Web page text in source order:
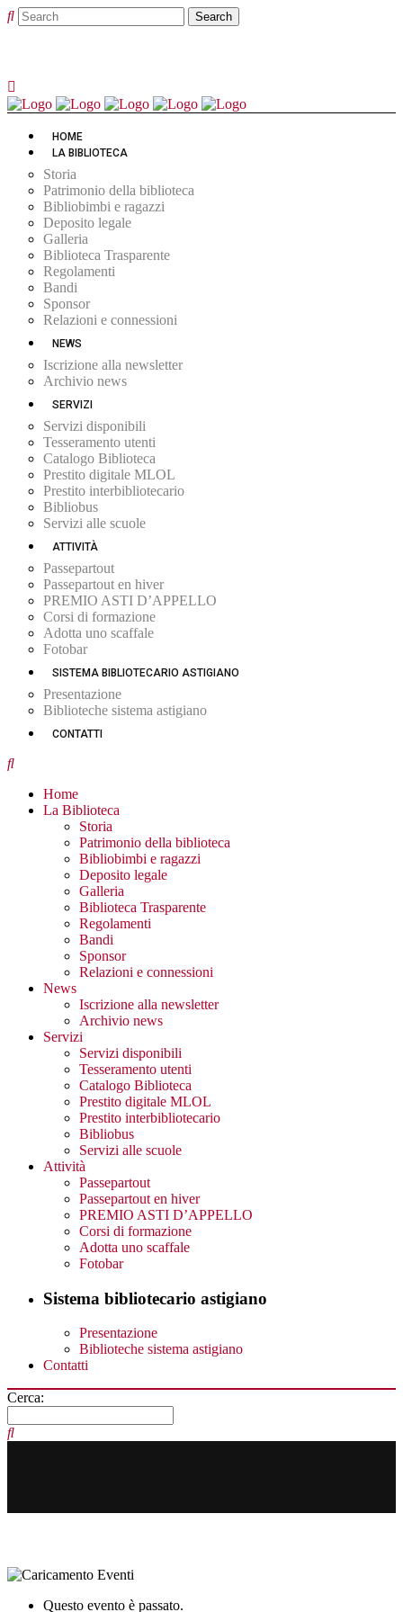
HOME
LA BIBLIOTECA
Storia
Patrimonio della biblioteca
Bibliobimbi e ragazzi
Deposito legale
Galleria
Biblioteca Trasparente
Regolamenti
Bandi
Sponsor
Relazioni e connessioni
NEWS
Iscrizione alla newsletter
Archivio news
SERVIZI
Servizi disponibili
Tesseramento utenti
Catalogo Biblioteca
Prestito digitale MLOL
Prestito interbibliotecario
Bibliobus
Servizi alle scuole
ATTIVITÀ
Passepartout
Passepartout en hiver
PREMIO ASTI D’APPELLO
Corsi di formazione
Adotta uno scaffale
Fotobar
SISTEMA BIBLIOTECARIO ASTIGIANO
Presentazione
Biblioteche sistema astigiano
CONTATTI
Home
La Biblioteca
Storia
Patrimonio della biblioteca
Bibliobimbi e ragazzi
Deposito legale
Galleria
Biblioteca Trasparente
Regolamenti
Bandi
Sponsor
Relazioni e connessioni
News
Iscrizione alla newsletter
Archivio news
Servizi
Servizi disponibili
Tesseramento utenti
Catalogo Biblioteca
Prestito digitale MLOL
Prestito interbibliotecario
Bibliobus
Servizi alle scuole
Attività
Passepartout
Passepartout en hiver
PREMIO ASTI D’APPELLO
Corsi di formazione
Adotta uno scaffale
Fotobar
Sistema bibliotecario astigiano
Presentazione
Biblioteche sistema astigiano
Contatti
Cerca:
Questo evento è passato.